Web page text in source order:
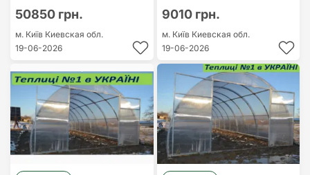
50850 грн.
м. Київ Киевская обл.
19-06-2026
9010 грн.
м. Київ Киевская обл.
19-06-2026